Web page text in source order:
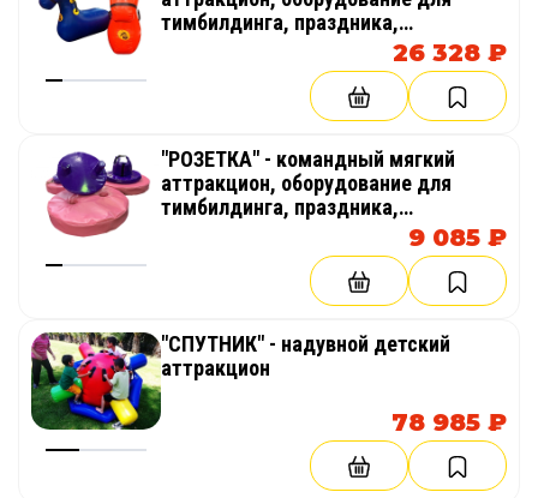
тимбилдинга, праздника,
корпоратива, соревнований,
веселых стартов, эстафет
26 328 ₽
"РОЗЕТКА" - командный мягкий
аттракцион, оборудование для
тимбилдинга, праздника,
корпоратива, соревнований,
веселых стартов, эстафет
9 085 ₽
"СПУТНИК" - надувной детский
аттракцион
78 985 ₽